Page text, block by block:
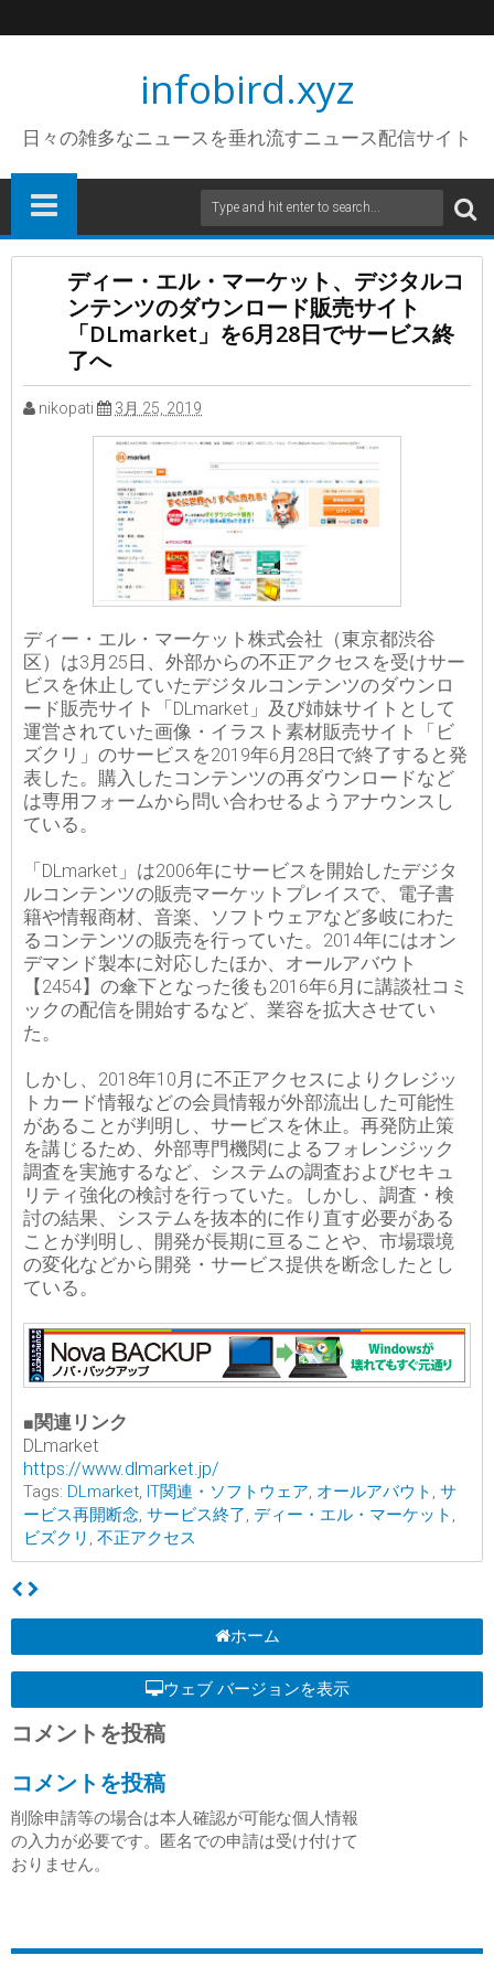
infobird.xyz
日々の雑多なニュースを垂れ流すニュース配信サイト
ディー・エル・マーケット、デジタルコ
ンテンツのダウンロード販売サイト
「DLmarket」を6月28日でサービス終
了へ
nikopati 3月 25, 2019
ディー・エル・マーケット株式会社（東京都渋谷
区）は3月25日、外部からの不正アクセスを受けサー
ビスを休止していたデジタルコンテンツのダウンロ
ード販売サイト「DLmarket」及び姉妹サイトとして
運営されていた画像・イラスト素材販売サイト「ビ
ズクリ」のサービスを2019年6月28日で終了すると発
表した。購入したコンテンツの再ダウンロードなど
は専用フォームから問い合わせるようアナウンスし
ている。
「DLmarket」は2006年にサービスを開始したデジタ
ルコンテンツの販売マーケットプレイスで、電子書
籍や情報商材、音楽、ソフトウェアなど多岐にわた
るコンテンツの販売を行っていた。2014年にはオン
デマンド製本に対応したほか、オールアバウト
【2454】の傘下となった後も2016年6月に講談社コミ
ックの配信を開始するなど、業容を拡大させてい
た。
しかし、2018年10月に不正アクセスによりクレジッ
トカード情報などの会員情報が外部流出した可能性
があることが判明し、サービスを休止。再発防止策
を講じるため、外部専門機関によるフォレンジック
調査を実施するなど、システムの調査およびセキュ
リティ強化の検討を行っていた。しかし、調査・検
討の結果、システムを抜本的に作り直す必要がある
ことが判明し、開発が長期に亘ることや、市場環境
の変化などから開発・サービス提供を断念したとし
ている。
■関連リンク
DLmarket
https://www.dlmarket.jp/
Tags: DLmarket, IT関連・ソフトウェア, オールアバウト , サ
ービス再開断念, サービス終了, ディー・エル・マーケット ,
ビズクリ , 不正アクセス
ホーム
ウェブ バージョンを表示
コメントを投稿
コメントを投稿
削除申請等の場合は本人確認が可能な個人情報
の入力が必要です。匿名での申請は受け付けて
おりません。